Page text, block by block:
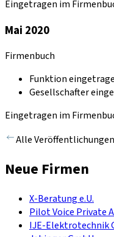
Eingetragen im
Mai 2020
Firmenbuch
Funktion
Gesellschafter
Eingetragen im
Alle
Neue Firmen
X-Beratung e.U.
Pilot Voice Private
IJE-Elektrotechnik